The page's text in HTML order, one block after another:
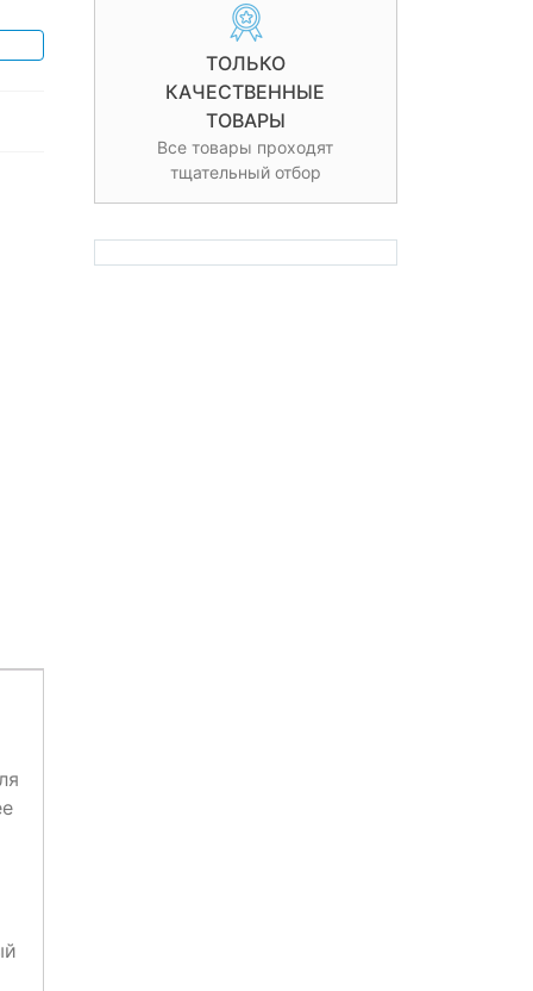
ТОЛЬКО
КАЧЕСТВЕННЫЕ
ТОВАРЫ
Все товары проходят
тщательный отбор